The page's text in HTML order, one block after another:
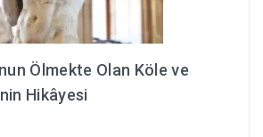
Ölmekte Olan Köle ve
Hikâyesi